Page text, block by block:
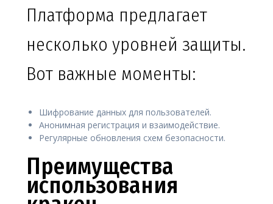
Платформа предлагает
несколько уровней защиты.
Вот важные моменты:
Шифрование данных для пользователей.
Анонимная регистрация и взаимодействие.
Регулярные обновления схем безопасности.
Преимущества
использования